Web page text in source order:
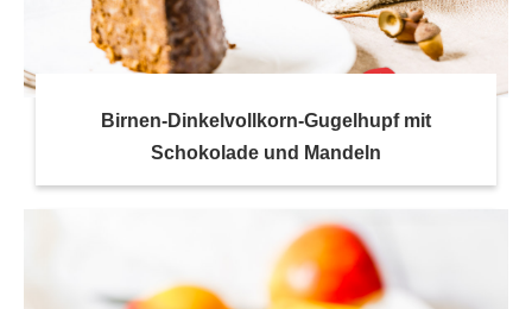
Birnen-Dinkelvollkorn-Gugelhupf mit
Schokolade und Mandeln